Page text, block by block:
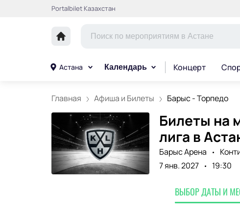
Portalbilet Казахстан
Астана Календарь Концерт
Главная Афиша и Билеты Барыс - Торпедо
Билеты на
лига в
Барыс Арена
7 янв. 2027
19:30
ВЫБОР ДАТЫ И